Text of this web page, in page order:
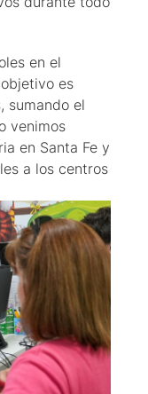
en el
es
sumando el
venimos
en Santa Fe y
a los centros